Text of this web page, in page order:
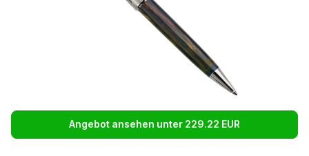
Angebot ansehen unter 229.22 EUR